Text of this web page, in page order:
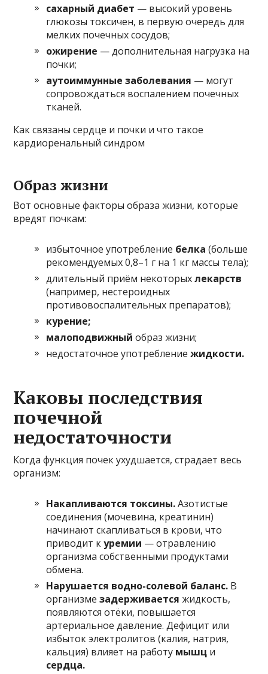
сахарный диабет — высокий уровень
глюкозы токсичен, в первую очередь для
мелких почечных сосудов;
ожирение — дополнительная нагрузка на
почки;
аутоиммунные заболевания — могут
сопровождаться воспалением почечных
тканей.
Как связаны сердце и почки и что такое
кардиоренальный синдром
Образ жизни
Вот основные факторы образа жизни, которые
вредят почкам:
избыточное употребление белка (больше
рекомендуемых 0,8–1 г на 1 кг массы тела);
длительный приём некоторыхлекарств
(например, нестероидных
противовоспалительных препаратов);
курение;
малоподвижный образ жизни;
недостаточное употреблениежидкости.
Каковы последствия
почечной
недостаточности
Когда функция почек ухудшается, страдает весь
организм:
Накапливаются токсины.Азотистые
соединения (мочевина, креатинин)
начинают скапливаться в крови, что
приводит куремии — отравлению
организма собственными продуктами
обмена.
Нарушается водно-солевой баланс. В
организмезадерживается жидкость,
появляются отёки, повышается
артериальное давление. Дефицит или
избыток электролитов (калия, натрия,
кальция) влияет на работу мышц и
сердца.